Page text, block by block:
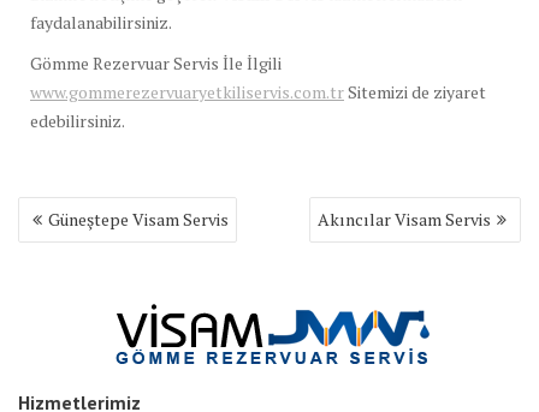
faydalanabilirsiniz.
Gömme Rezervuar Servis İle İlgili
www.gommerezervuaryetkiliservis.com.trSitemizi de ziyaret
edebilirsiniz.
Yazı
gezinmesi
Güneştepe Visam Servis Akıncılar Visam Servis
Hizmetlerimiz